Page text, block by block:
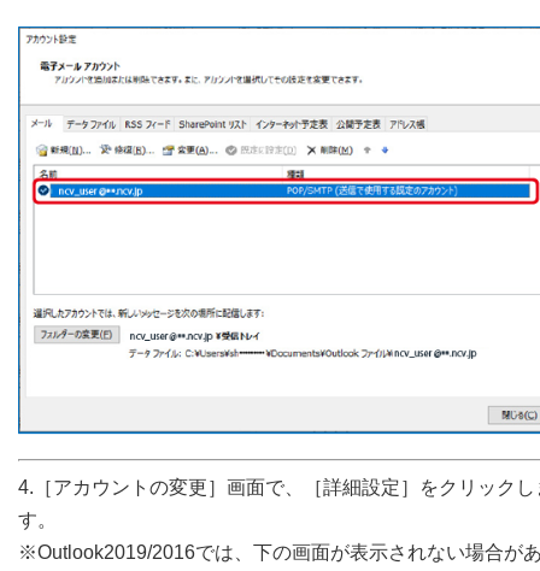
4.［アカウントの変更］画面で、［詳細設定］をクリックし
す。
※Outlook2019/2016では、下の画面が表示されない場合が